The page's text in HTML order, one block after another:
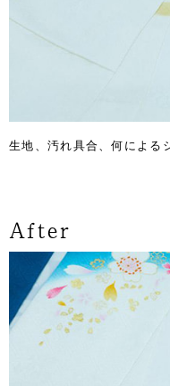
生地、汚れ具合、何による
After